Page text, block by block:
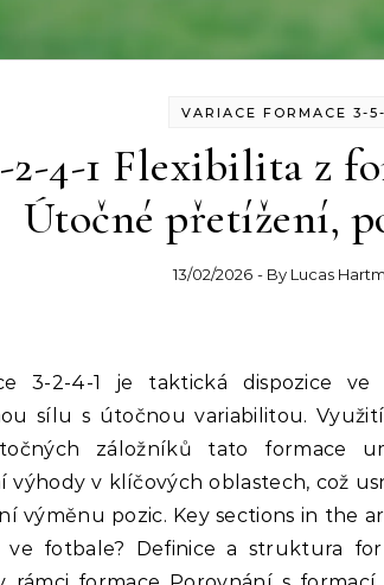
VARIACE FORMACE 3-
2-4-1 Flexibilita z
Útočné přetížení,
13/02/2026 - By Lucas
sílu s útočnou variabilitou.
záložníků tato formace
výhody v klíčových oblastech, což
výměnu pozic. Key sections in the
ve fotbale? Definice a struktura